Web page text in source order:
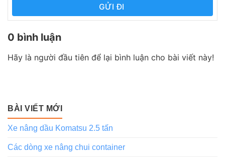
GỬI ĐI
0 bình luận
Hãy là người đầu tiên để lại bình luận cho bài viết này!
BÀI VIẾT MỚI
Xe nâng dầu Komatsu 2.5 tấn
Các dòng xe nâng chui container